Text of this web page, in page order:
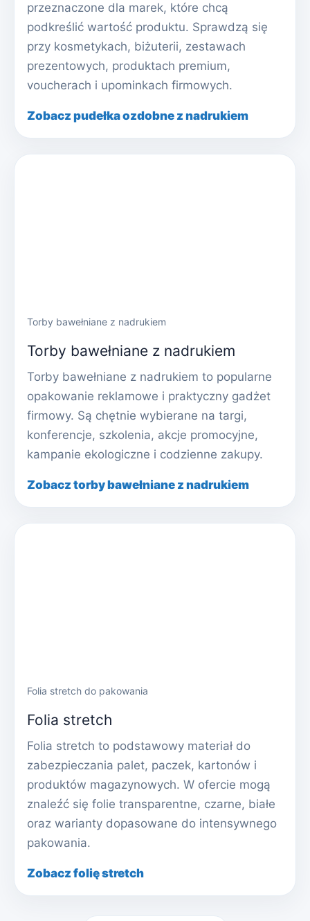
przeznaczone dla marek, które chcą
podkreślić wartość produktu. Sprawdzą się
przy kosmetykach, biżuterii, zestawach
prezentowych, produktach premium,
voucherach i upominkach firmowych.
Zobacz pudełka ozdobne z nadrukiem
Torby bawełniane z nadrukiem
Torby bawełniane z nadrukiem
Torby bawełniane z nadrukiem to popularne
opakowanie reklamowe i praktyczny gadżet
firmowy. Są chętnie wybierane na targi,
konferencje, szkolenia, akcje promocyjne,
kampanie ekologiczne i codzienne zakupy.
Zobacz torby bawełniane z nadrukiem
Folia stretch do pakowania
Folia stretch
Folia stretch to podstawowy materiał do
zabezpieczania palet, paczek, kartonów i
produktów magazynowych. W ofercie mogą
znaleźć się folie transparentne, czarne, białe
oraz warianty dopasowane do intensywnego
pakowania.
Zobacz folię stretch